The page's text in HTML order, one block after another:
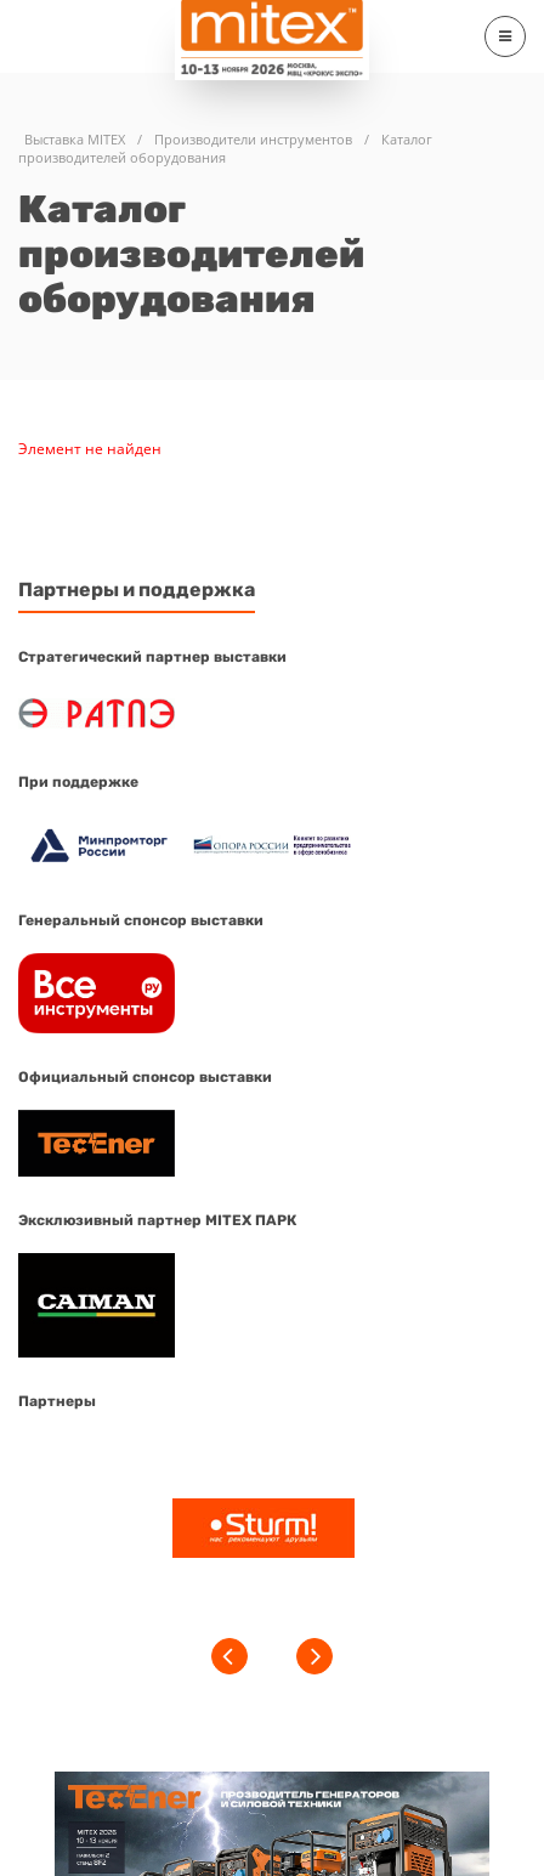
Выставка MITEX / Производители инструментов /
Каталог
производителей оборудования
Каталог
производителей
оборудования
Элемент не найден
Партнеры и поддержка
Стратегический партнер выставки
При поддержке
Генеральный спонсор выставки
Официальный спонсор выставки
Эксклюзивный партнер MITEX ПАРК
Партнеры